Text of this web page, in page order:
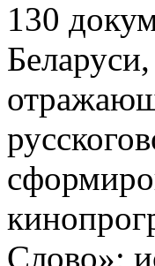
130
Слово»;